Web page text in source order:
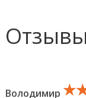
Отзывы
Володимир